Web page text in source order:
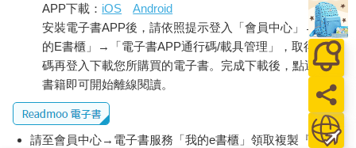
們一再說明遊戲是孩子的天性，是促使他神經連接最好的方式，
不要剝奪他天賦的權利。
任何事都有它的「時刻表」（timetable），萬能如上帝，也不能
強令百花在冬天開，時間到了，大腦成熟了，水到渠成，一切自
教育需要耐心，父母請不要著急。
APP下載： iOS
Android
安裝電子書APP後，請依照提示登入「會員中心」→「我
的E書櫃」→「電子書APP通行碼/載具管理」，取得通行
碼再登入下載您所購買的電子書。完成下載後，點選任一
書籍即可開始離線閱讀。
請至會員中心→電子書服務「我的e書櫃」領取複製『兌換